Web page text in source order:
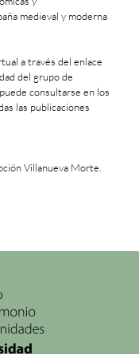
medieval y moderna
a través del enlace
del grupo de
consultarse en los
las publicaciones
Villanueva Morte.